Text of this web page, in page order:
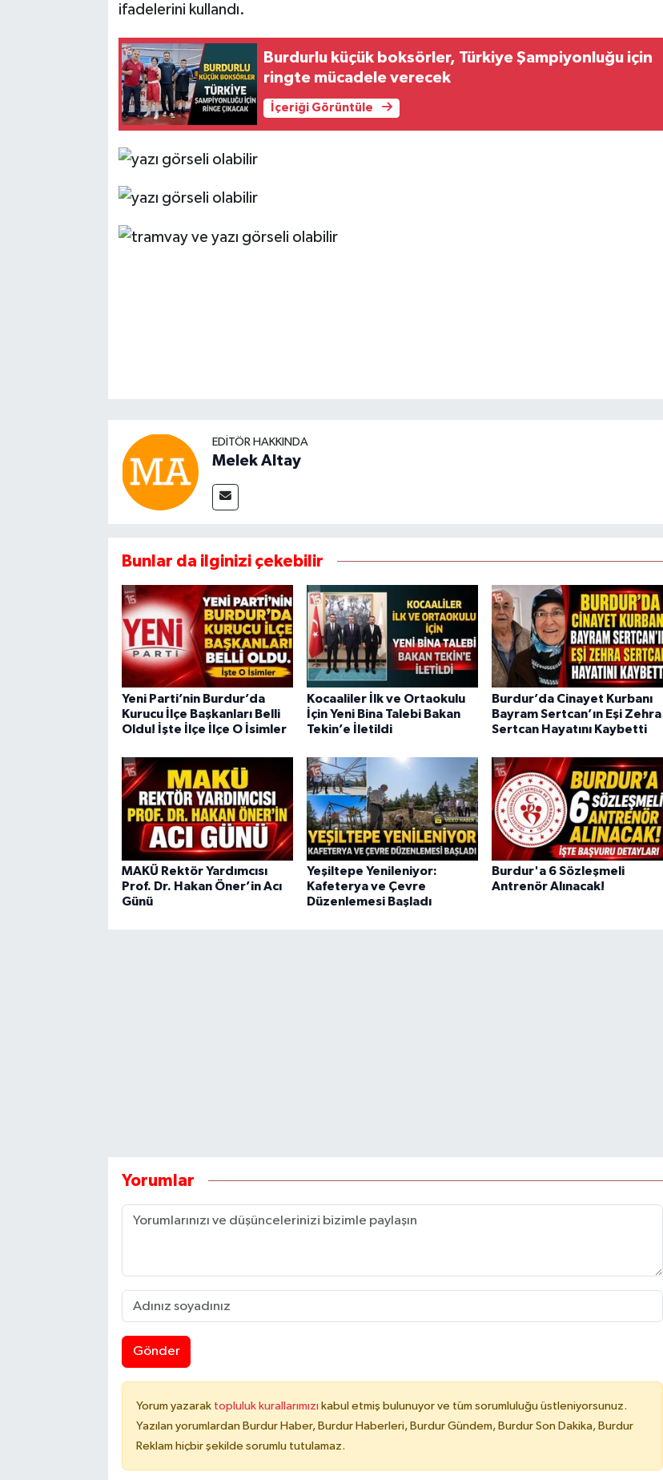
ifadelerini kullandı.
Burdurlu küçük boksörler, Türkiye Şampiyonluğu için
ringte mücadele verecek
İçeriği Görüntüle
EDITÖR HAKKINDA
Melek Altay
Bunlar da ilginizi çekebilir
Yeni Parti’nin Burdur’da
Kurucu İlçe Başkanları Belli
Oldu! İşte İlçe İlçe O İsimler
Kocaaliler İlk ve Ortaokulu
İçin Yeni Bina Talebi Bakan
Tekin’e İletildi
Burdur’da Cinayet Kurbanı
Bayram Sertcan’ın Eşi Zehra
Sertcan Hayatını Kaybetti
MAKÜ Rektör Yardımcısı
Prof. Dr. Hakan Öner’in Acı
Günü
Yeşiltepe Yenileniyor:
Kafeterya ve Çevre
Düzenlemesi Başladı
Burdur'a 6 Sözleşmeli
Antrenör Alınacak!
Yorumlar
Gönder
Yorum yazarak topluluk kurallarımızı kabul etmiş bulunuyor ve tüm sorumluluğu üstleniyorsunuz.
Yazılan yorumlardan Burdur Haber, Burdur Haberleri, Burdur Gündem, Burdur Son Dakika, Burdur
Reklam hiçbir şekilde sorumlu tutulamaz.